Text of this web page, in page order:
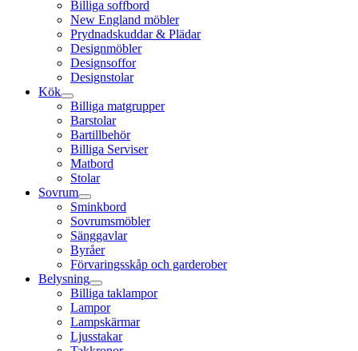
Billiga soffbord
New England möbler
Prydnadskuddar & Plädar
Designmöbler
Designsoffor
Designstolar
Kök
Billiga matgrupper
Barstolar
Bartillbehör
Billiga Serviser
Matbord
Stolar
Sovrum
Sminkbord
Sovrumsmöbler
Sänggavlar
Byråer
Förvaringsskåp och garderober
Belysning
Billiga taklampor
Lampor
Lampskärmar
Ljusstakar